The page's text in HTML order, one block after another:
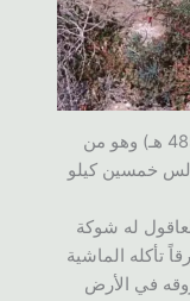
وفي كتاب المخصص لابن سيده (تـ 485 هـ) وهو من
خمسين كيلو
له شوكة
تأكله الماشية
في الأرض